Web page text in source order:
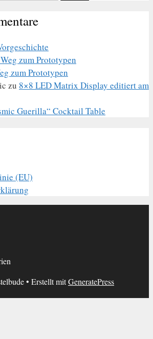
zum Prototypen
zum Prototypen
zu 8×8 LED Matrix Display editiert am
Guerilla“ Cocktail Table
(EU)
• Erstellt mitGeneratePress